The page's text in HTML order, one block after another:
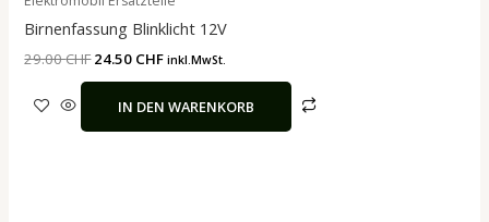
Birnenfassung Blinklicht 12V
29.00CHF24.50 CHF inkl.MwSt.
IN DEN WARENKORB